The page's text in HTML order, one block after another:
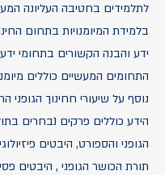
לתלמידים בחטיבה העליונה
בלמידת המיומנויות בתחום
ידע והבנה הקשורים בתחומי ידע
התחומים המעשיים כוללים
נוסף על שיעורי חחינוך הגופני
הידע כוללים פרקים נבחרים
הגופני והספורט, היבטים
תורת הכושר הגופני , היבטים